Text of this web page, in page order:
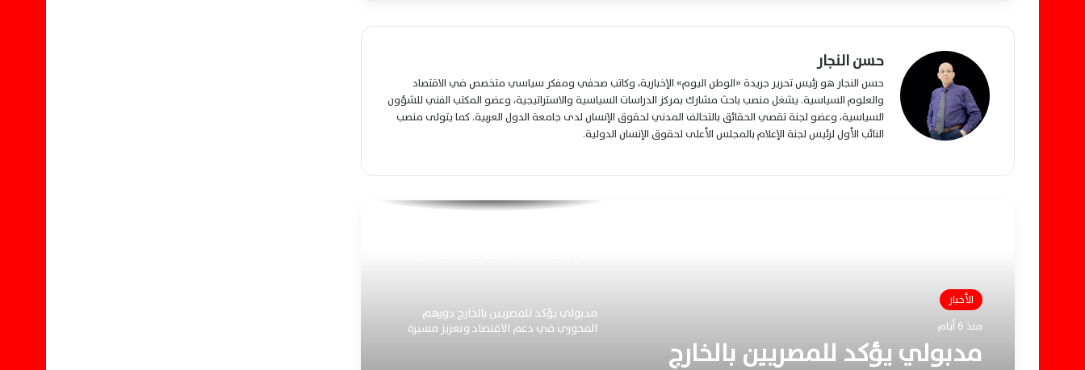
حسن النجار
حسن النجار هو رئيس تحرير جريدة «الوطن اليوم» الإخبارية، وكاتب صحفي ومفكر سياسي متخصص في الاقتصاد
والعلوم السياسية. يشغل منصب باحث مشارك بمركز الدراسات السياسية والاستراتيجية، وعضو المكتب الفني للشؤون
السياسية، وعضو لجنة تقصي الحقائق بالتحالف المدني لحقوق الإنسان لدى جامعة الدول العربية. كما يتولى منصب
النائب الأول لرئيس لجنة الإعلام بالمجلس الأعلى لحقوق الإنسان الدولية.
الأخبار
منذ 6 أيام
مدبولي يؤكد للمصريين بالخارج
مواعيد قطارات الصعيد 2026 كاملة اليوم بين
تحويل العداد الكودي إلى قانوني بسهولة
دون تصالح.. اعرف الشروط والخطوات الكاملة
الآن
مدبولي يؤكد للمصريين بالخارج دورهم
المحوري في دعم الاقتصاد وتعزيز مسيرة